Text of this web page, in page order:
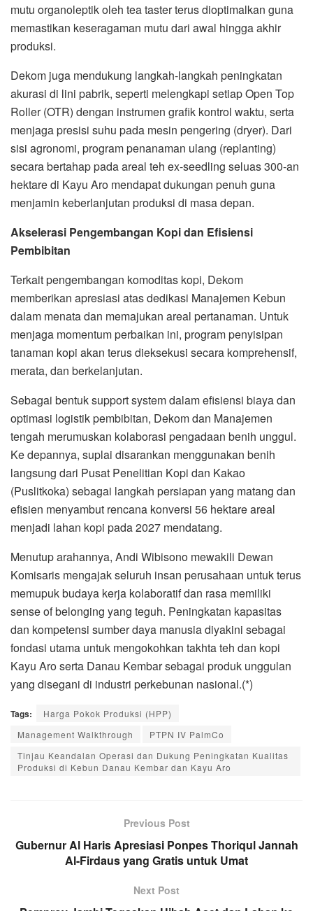
mutu organoleptik oleh tea taster terus dioptimalkan guna
memastikan keseragaman mutu dari awal hingga akhir
produksi.
Dekom juga mendukung langkah-langkah peningkatan
akurasi di lini pabrik, seperti melengkapi setiap Open Top
Roller (OTR) dengan instrumen grafik kontrol waktu, serta
menjaga presisi suhu pada mesin pengering (dryer). Dari
sisi agronomi, program penanaman ulang (replanting)
secara bertahap pada areal teh ex-seedling seluas 300-an
hektare di Kayu Aro mendapat dukungan penuh guna
menjamin keberlanjutan produksi di masa depan.
Akselerasi Pengembangan Kopi dan Efisiensi
Pembibitan
Terkait pengembangan komoditas kopi, Dekom
memberikan apresiasi atas dedikasi Manajemen Kebun
dalam menata dan memajukan areal pertanaman. Untuk
menjaga momentum perbaikan ini, program penyisipan
tanaman kopi akan terus dieksekusi secara komprehensif,
merata, dan berkelanjutan.
Sebagai bentuk support system dalam efisiensi biaya dan
optimasi logistik pembibitan, Dekom dan Manajemen
tengah merumuskan kolaborasi pengadaan benih unggul.
Ke depannya, suplai disarankan menggunakan benih
langsung dari Pusat Penelitian Kopi dan Kakao
(Puslitkoka) sebagai langkah persiapan yang matang dan
efisien menyambut rencana konversi 56 hektare areal
menjadi lahan kopi pada 2027 mendatang.
Menutup arahannya, Andi Wibisono mewakili Dewan
Komisaris mengajak seluruh insan perusahaan untuk terus
memupuk budaya kerja kolaboratif dan rasa memiliki
sense of belonging yang teguh. Peningkatan kapasitas
dan kompetensi sumber daya manusia diyakini sebagai
fondasi utama untuk mengokohkan takhta teh dan kopi
Kayu Aro serta Danau Kembar sebagai produk unggulan
yang disegani di industri perkebunan nasional.(*)
Tags:
Harga Pokok Produksi (HPP)
Management Walkthrough
PTPN IV PalmCo
Tinjau Keandalan Operasi dan Dukung Peningkatan Kualitas
Produksi di Kebun Danau Kembar dan Kayu Aro
Previous Post
Gubernur Al Haris Apresiasi Ponpes Thoriqul Jannah
Al-Firdaus yang Gratis untuk Umat
Next Post